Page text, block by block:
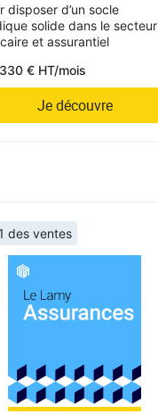
disposer d’un socle
solide dans le secteur
et assurantiel
330 € HT/mois
Je découvre
des ventes